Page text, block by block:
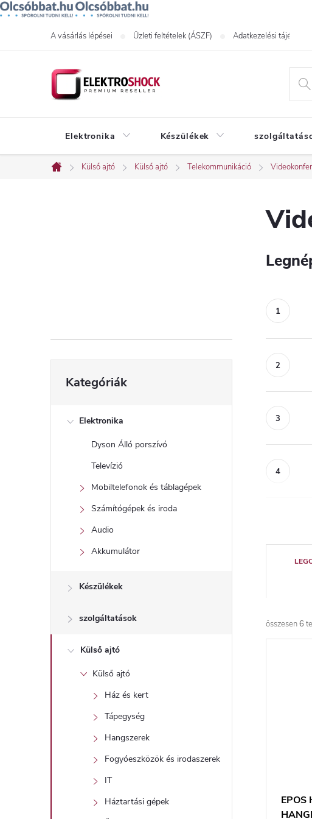
A vásárlás lépései Üzleti feltételek (ÁSZF) Adatkezelési tájékoztató
Elektronika Készülékek
Kezdőlap
Külső ajtó Külső ajtó Telekommunikáció
l
sátugrása
Kategóriák
Elektronika
Dyson Álló porszívó
Televízió
Mobiltelefonok és táblagépek
Számítógépek és iroda
Audio
Akkumulátor
Készülékek
szolgáltatások
Külső ajtó
Külső ajtó
Ház és kert
Tápegység
Hangszerek
Fogyóeszközök és irodaszerek
IT
Háztartási gépek
e
r
m
összesen6
EPOS